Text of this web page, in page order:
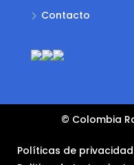
Contacto
© Colombia
Políticas de privacidad